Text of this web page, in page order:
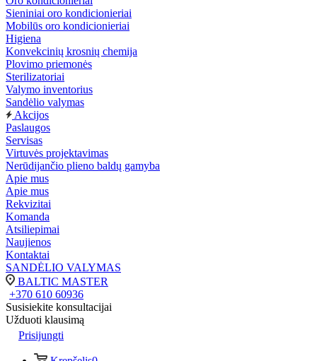
Sieniniai oro kondicionieriai
Mobilūs oro kondicionieriai
Higiena
Konvekcinių krosnių chemija
Plovimo priemonės
Sterilizatoriai
Valymo inventorius
Sandėlio valymas
Akcijos
Paslaugos
Servisas
Virtuvės projektavimas
Nerūdijančio plieno baldų gamyba
Apie mus
Apie mus
Rekvizitai
Komanda
Atsiliepimai
Naujienos
Kontaktai
SANDĖLIO VALYMAS
BALTIC MASTER
+370 610 60936
Susisiekite konsultacijai
Užduoti klausimą
Prisijungti